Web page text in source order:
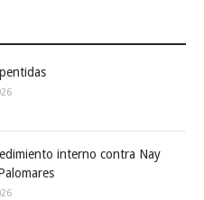
interno contra Nay